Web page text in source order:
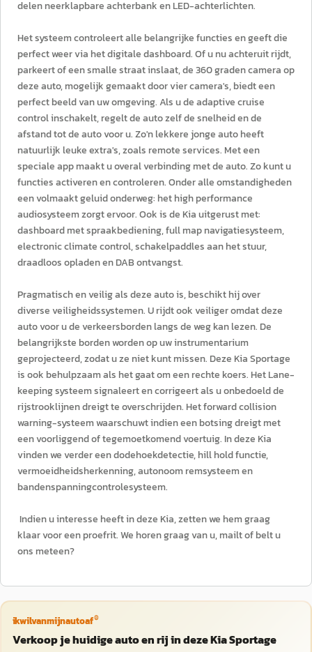
delen neerklapbare achterbank en LED-achterlichten.
Het systeem controleert alle belangrijke functies en geeft die
perfect weer via het digitale dashboard. Of u nu achteruit rijdt,
parkeert of een smalle straat inslaat, de 360 graden camera op
deze auto, mogelijk gemaakt door vier camera's, biedt een
perfect beeld van uw omgeving. Als u de adaptive cruise
control inschakelt, regelt de auto zelf de snelheid en de
afstand tot de auto voor u. Zo'n lekkere jonge auto heeft
natuurlijk leuke extra's, zoals remote services. Met een
speciale app maakt u overal verbinding met de auto. Zo kunt u
functies activeren en controleren. Onder alle omstandigheden
een volmaakt geluid onderweg: het high performance
audiosysteem zorgt ervoor. Ook is de Kia uitgerust met:
dashboard met spraakbediening, full map navigatiesysteem,
electronic climate control, schakelpaddles aan het stuur,
draadloos opladen en DAB ontvangst.
Pragmatisch en veilig als deze auto is, beschikt hij over
diverse veiligheidssystemen. U rijdt ook veiliger omdat deze
auto voor u de verkeersborden langs de weg kan lezen. De
belangrijkste borden worden op uw instrumentarium
geprojecteerd, zodat u ze niet kunt missen. Deze Kia Sportage
is ook behulpzaam als het gaat om een rechte koers. Het Lane-
keeping systeem signaleert en corrigeert als u onbedoeld de
rijstrooklijnen dreigt te overschrijden. Het forward collision
warning-systeem waarschuwt indien een botsing dreigt met
een voorliggend of tegemoetkomend voertuig. In deze Kia
vinden we verder een dodehoekdetectie, hill hold functie,
vermoeidheidsherkenning, autonoom remsysteem en
bandenspanningcontrolesysteem.
Indien u interesse heeft in deze Kia, zetten we hem graag
klaar voor een proefrit. We horen graag van u, mailt of belt u
ons meteen?
ikwilvanmijnautoaf®
Verkoop je huidige auto en rij in deze Kia Sportage